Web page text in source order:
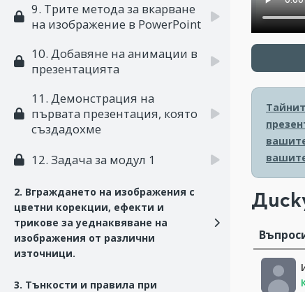
9. Трите метода за вкарване
на изображение в PowerPoint
10. Добавяне на анимации в
презентацията
11. Демонстрация на
първата презентация, която
създадохме
12. Задача за модул 1
2. Вграждането на изображения с
цветни корекции, ефекти и
трикове за уеднаквяване на
изображения от различни
източници.
3. Тънкости и правила при